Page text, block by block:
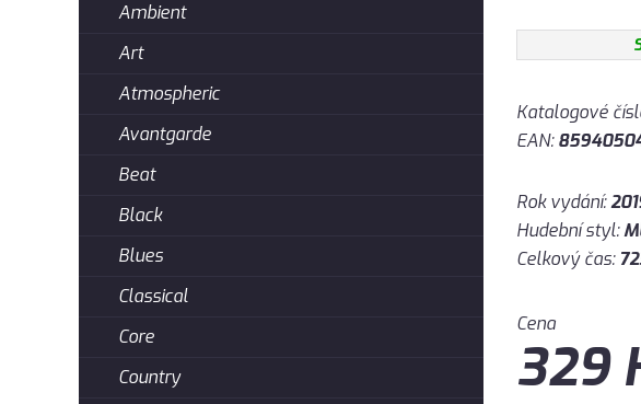
Katalogové
EAN:
Rok vydání:
Hudební styl:
Celkový čas:
Cena
329
Ambient
Art
Atmospheric
Avantgarde
Beat
Black
Blues
Classical
Core
Country